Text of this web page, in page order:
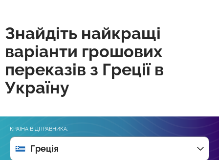
Знайдіть найкращі
варіанти грошових
переказів з Греції в
Україну
КРАЇНА ВІДПРАВНИКА:
Греція